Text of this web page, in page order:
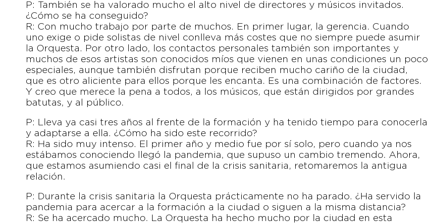
P: También se ha valorado mucho el alto nivel de directores y músicos invitados.
¿Cómo se ha conseguido?
R: Con mucho trabajo por parte de muchos. En primer lugar, la gerencia. Cuando
uno exige o pide solistas de nivel conlleva más costes que no siempre puede asumir
la Orquesta. Por otro lado, los contactos personales también son importantes y
muchos de esos artistas son conocidos míos que vienen en unas condiciones un poco
especiales, aunque también disfrutan porque reciben mucho cariño de la ciudad,
que es otro aliciente para ellos porque les encanta. Es una combinación de factores.
Y creo que merece la pena a todos, a los músicos, que están dirigidos por grandes
batutas, y al público.
P: Lleva ya casi tres años al frente de la formación y ha tenido tiempo para conocerla
y adaptarse a ella. ¿Cómo ha sido este recorrido?
R: Ha sido muy intenso. El primer año y medio fue por sí solo, pero cuando ya nos
estábamos conociendo llegó la pandemia, que supuso un cambio tremendo. Ahora,
que estamos asumiendo casi el final de la crisis sanitaria, retomaremos la antigua
relación.
P: Durante la crisis sanitaria la Orquesta prácticamente no ha parado. ¿Ha servido la
pandemia para acercar a la formación a la ciudad o siguen a la misma distancia?
R: Se ha acercado mucho. La Orquesta ha hecho mucho por la ciudad en esta